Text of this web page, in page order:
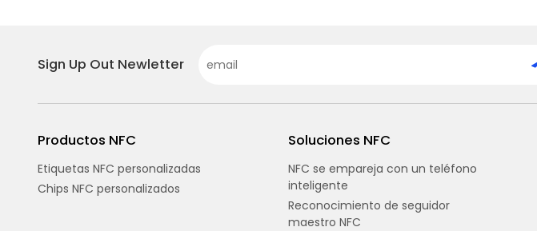
Sign Up Out Newletter
Productos NFC
Etiquetas NFC personalizadas
Chips NFC personalizados
Soluciones NFC
NFC se empareja con un teléfono
inteligente
Reconocimiento de seguidor
maestro NFC